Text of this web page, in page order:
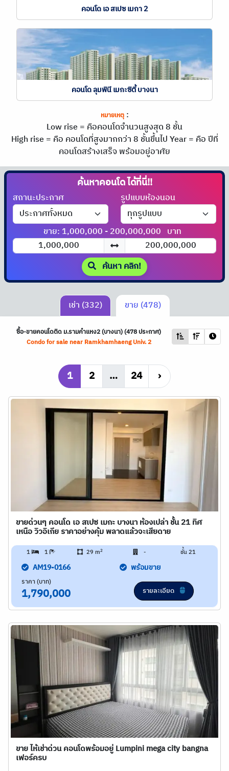
คอนโด เอ สเปซ เมกา 2
คอนโด ลุมพินี เมกะซิตี้ บางนา
หมายเหตุ:
Low rise = คือคอนโดจำนวนสูงสุด 8 ชั้น
High rise = คือ คอนโดที่สูงมากกว่า 8 ชั้นขึ้นไปYear = คือ ปีที่
คอนโดสร้างเสร็จ พร้อมอยู่อาศัย
ค้นหาคอนโดได้ที่นี่!!
สถานะประกาศ รูปแบบห้องนอน
ขาย: 1,000,000 - 200,000,000 บาท
ค้นหา คลิก!
เช่า (332) ขาย (478)
ซื้อ-ขายคอนโดติด ม.รามคำแหง2 (บางนา) (478 ประกาศ)
Condo for sale near Ramkhamhaeng Univ. 2
1 2 … 24 ›
ขายด่วนๆ คอนโด เอ สเปซ เมกะ บางนา ห้องเปล่า ชั้น 21 ทิศ
เหนือ วิวอิเกีย ราคาอย่างคุ้ม พลาดแล้วจะเสียดาย
1 1 29 m2 - ชั้น 21
AM19-0166 พร้อมขาย
ราคา (บาท)
1,790,000 รายละเอียด
ขาย ไห้เช่าด่วน คอนโดพร้อมอยู่ Lumpini mega city bangna
เฟอร์ครบ